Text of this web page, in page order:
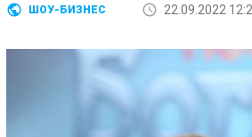
ШОУ-БИЗНЕС 22.09.2022